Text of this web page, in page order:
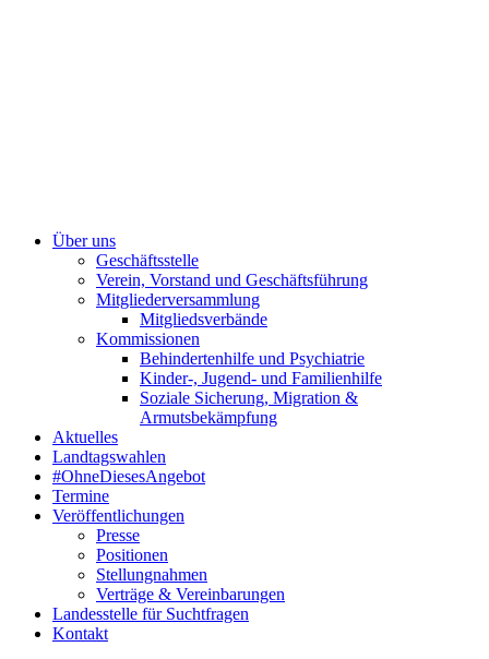
Über uns
Geschäftsstelle
Verein, Vorstand und Geschäftsführung
Mitgliederversammlung
Mitgliedsverbände
Kommissionen
Behindertenhilfe und Psychiatrie
Kinder-, Jugend- und Familienhilfe
Soziale Sicherung, Migration &
Armutsbekämpfung
Aktuelles
Landtagswahlen
#OhneDiesesAngebot
Termine
Veröffentlichungen
Presse
Positionen
Stellungnahmen
Verträge & Vereinbarungen
Landesstelle für Suchtfragen
Kontakt